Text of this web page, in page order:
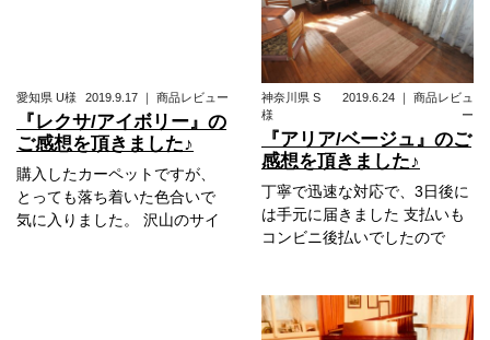
愛知県 U様 2019.9.17 ｜ 商品レビュー
『レクサ/アイボリー』の
ご感想を頂きました♪
購入したカーペットですが、
とっても落ち着いた色合いで
気に入りました。 沢山のサイ
神奈川県 S
様
2019.6.24 ｜ 商品レビュ
ー
『アリア/ベージュ』のご
感想を頂きました♪
丁寧で迅速な対応で、3日後に
は手元に届きました 支払いも
コンビニ後払いでしたので